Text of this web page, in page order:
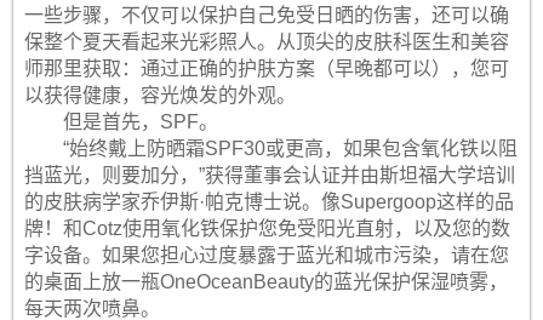
一些步骤，不仅可以保护自己免受日晒的伤害，还可以确
保整个夏天看起来光彩照人。从顶尖的皮肤科医生和美容
师那里获取：通过正确的护肤方案（早晚都可以），您可
以获得健康，容光焕发的外观。
但是首先，SPF。
“始终戴上防晒霜SPF30或更高，如果包含氧化铁以阻
挡蓝光，则要加分，”获得董事会认证并由斯坦福大学培训
的皮肤病学家乔伊斯·帕克博士说。像Supergoop这样的品
牌！和Cotz使用氧化铁保护您免受阳光直射，以及您的数
字设备。如果您担心过度暴露于蓝光和城市污染，请在您
的桌面上放一瓶OneOceanBeauty的蓝光保护保湿喷雾，
每天两次喷鼻。